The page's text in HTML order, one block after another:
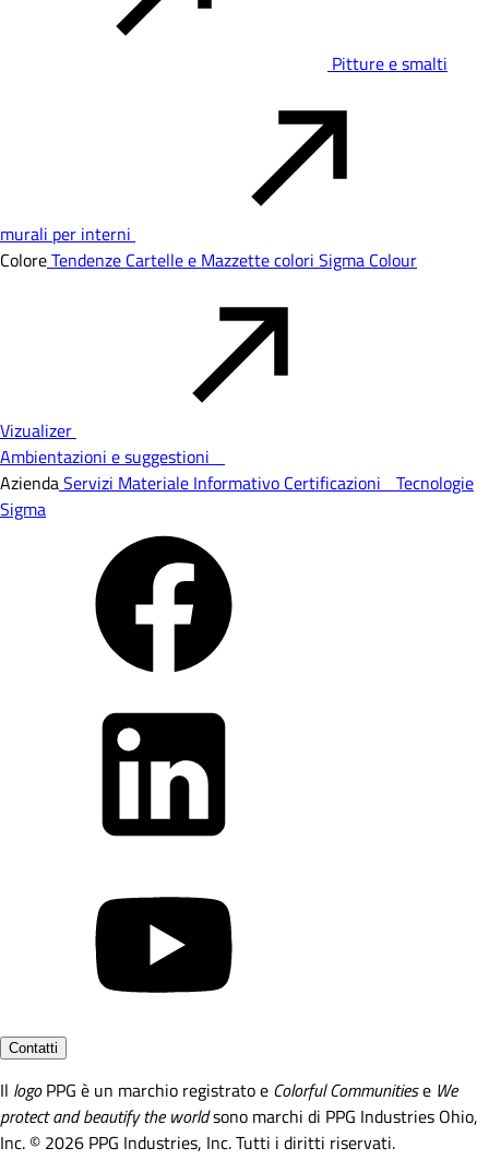
Pitture e smalti
murali per interni
ColoreTendenze Cartelle e Mazzette colori Sigma Colour
Vizualizer
Ambientazioni e suggestioni
AziendaServizi Materiale Informativo Certificazioni Tecnologie
Sigma
Contatti
Il logoPPG è un marchio registrato e Colorful Communitiese We
protect and beautify the worldsono marchi di PPG Industries Ohio,
Inc. © 2026 PPG Industries, Inc. Tutti i diritti riservati.